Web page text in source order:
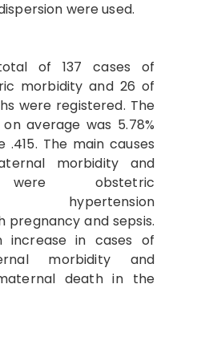
were used.
of 137 cases of
morbidity and 26 of
were registered. The
average was 5.78%
The main causes
morbidity and
obstetric
hypertension
pregnancy and sepsis.
increase in cases of
morbidity and
death in the